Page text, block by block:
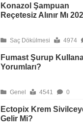
Konazol Şampuan
Reçetesiz Alınır Mı
Saç Dökülmesi 4974
Fumast Şurup
Yorumları?
Genel 4541 0
Ectopix Krem
Gelir Mi?